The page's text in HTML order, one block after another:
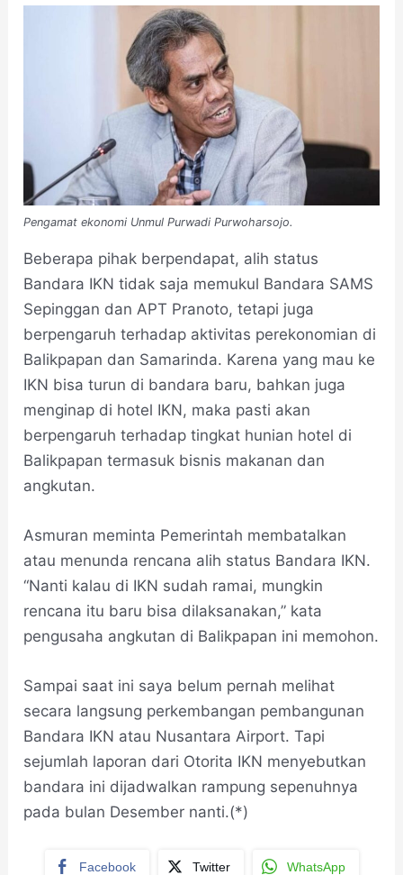
Pengamat ekonomi Unmul Purwadi Purwoharsojo.
Beberapa pihak berpendapat, alih status
Bandara IKN tidak saja memukul Bandara SAMS
Sepinggan dan APT Pranoto, tetapi juga
berpengaruh terhadap aktivitas perekonomian di
Balikpapan dan Samarinda. Karena yang mau ke
IKN bisa turun di bandara baru, bahkan juga
menginap di hotel IKN, maka pasti akan
berpengaruh terhadap tingkat hunian hotel di
Balikpapan termasuk bisnis makanan dan
angkutan.
Asmuran meminta Pemerintah membatalkan
atau menunda rencana alih status Bandara IKN.
“Nanti kalau di IKN sudah ramai, mungkin
rencana itu baru bisa dilaksanakan,” kata
pengusaha angkutan di Balikpapan ini memohon.
Sampai saat ini saya belum pernah melihat
secara langsung perkembangan pembangunan
Bandara IKN atau Nusantara Airport. Tapi
sejumlah laporan dari Otorita IKN menyebutkan
bandara ini dijadwalkan rampung sepenuhnya
pada bulan Desember nanti.(*)
Facebook Twitter WhatsApp